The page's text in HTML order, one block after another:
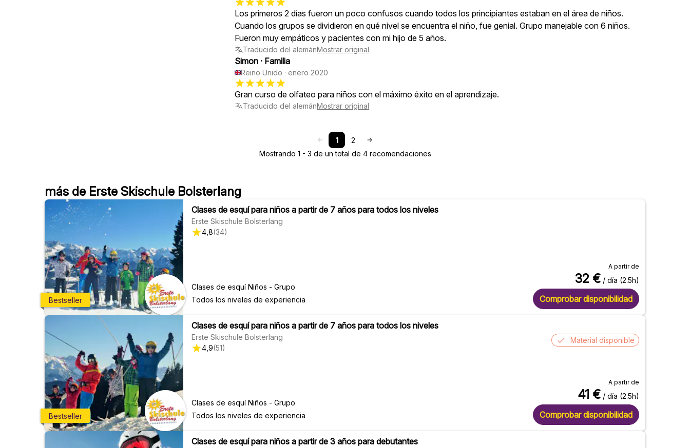
Los primeros 2 días fueron un poco confusos cuando todos los principiantes estaban en el área de niños.
Cuando los grupos se dividieron en qué nivel se encuentra el niño, fue genial. Grupo manejable con 6 niños.
Fueron muy empáticos y pacientes con mi hijo de 5 años.
Traducido del alemánMostrar original
Simon · Familia
Reino Unido · enero 2020
Gran curso de olfateo para niños con el máximo éxito en el aprendizaje.
Traducido del alemánMostrar original
1
2
Mostrando 1 - 3 de un total de 4 recomendaciones
más de Erste Skischule Bolsterlang
Bestseller
Clases de esquí para niños a partir de 7 años para todos los niveles
Erste Skischule Bolsterlang
4,8(34)
Clases de esquí Niños - Grupo
Todos los niveles de experiencia
A partir de
32 € / día (2.5h)
Comprobar disponibilidad
Bestseller
Clases de esquí para niños a partir de 7 años para todos los niveles
Erste Skischule Bolsterlang
4,9(51)
Clases de esquí Niños - Grupo
Todos los niveles de experiencia
Material disponible
A partir de
41 € / día (2.5h)
Comprobar disponibilidad
Clases de esquí para niños a partir de 3 años para debutantes